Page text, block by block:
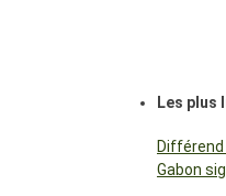
Les plus
Gabon